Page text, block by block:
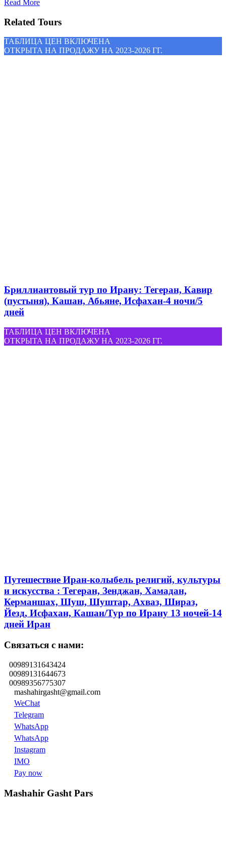
Read More
Related Tours
ТАБЛИЦА ЦЕН ВКЛЮЧЕНА
ОТКРЫТА НА ПРОДАЖУ НА 2023-2026 ГГ.
Бриллиантовый тур по Ирану: Тегеран, Кавир
(пустыня), Кашан, Абьяне, Исфахан-4 ночи/5
дней
ТАБЛИЦА ЦЕН ВКЛЮЧЕНА
ОТКРЫТА НА ПРОДАЖУ НА 2023-2026 ГГ.
Путешествие Иран-колыбель религий, культуры
и искусства : Тегеран, Зенджан, Хамадан,
Керманшах, Шуш, Шуштар, Ахваз, Шираз,
Йезд, Исфахан, Кашан/Тур по Ирану 13 ночей-14
дней Иран
Связаться с нами:
00989131643424
00989131644673
00989356775307
mashahirgasht@gmail.com
WeChat
Telegram
WhatsApp
WhatsApp
Instagram
IMO
Pay now
Mashahir Gasht Pars